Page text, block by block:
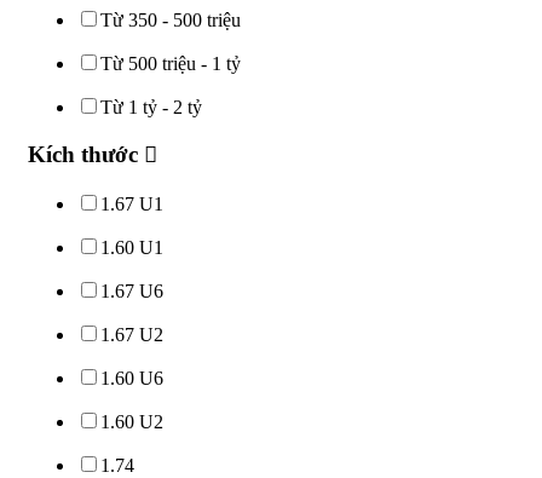
Từ 350 - 500 triệu
Từ 500 triệu - 1 tỷ
Từ 1 tỷ - 2 tỷ
Kích thước
1.67 U1
1.60 U1
1.67 U6
1.67 U2
1.60 U6
1.60 U2
1.74